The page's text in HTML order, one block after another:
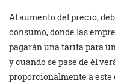
Al aumento del precio,
consumo, donde las
pagarán una tarifa para
y cuando se pase de él
proporcionalmente a este